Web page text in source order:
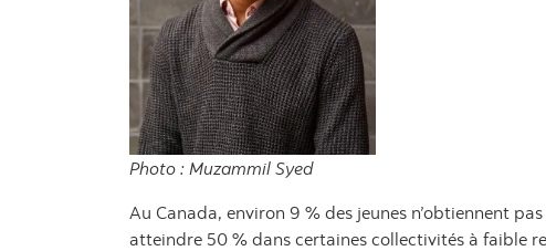
Photo : Muzammil Syed
Au Canada, environ 9 % des jeunes n’obtiennent
atteindre 50 % dans certaines collectivités à faible